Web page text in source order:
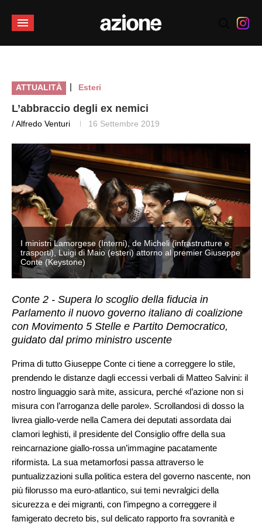
ATTUALITÀ | Esteri
L’abbraccio degli ex nemici
/ Alfredo Venturi 16 Settembre 2019
I ministri Lamorgese (Interni), de Micheli (infrastrutture e
trasporti), Luigi di Maio (esteri) attorno al premier Giuseppe
Conte (Keystone)
Conte 2 - Supera lo scoglio della fiducia in
Parlamento il nuovo governo italiano di coalizione
con Movimento 5 Stelle e Partito Democratico,
guidato dal primo ministro uscente
Prima di tutto Giuseppe Conte ci tiene a correggere lo stile,
prendendo le distanze dagli eccessi verbali di Matteo Salvini: il
nostro linguaggio sarà mite, assicura, perché «l’azione non si
misura con l’arroganza delle parole». Scrollandosi di dosso la
livrea giallo-verde nella Camera dei deputati assordata dai
clamori leghisti, il presidente del Consiglio offre della sua
reincarnazione giallo-rossa un’immagine pacatamente
riformista. La sua metamorfosi passa attraverso le
puntualizzazioni sulla politica estera del governo nascente, non
più filorusso ma euro-atlantico, sui temi nevralgici della
sicurezza e dei migranti, con l’impegno a correggere il
famigerato decreto bis, sul delicato rapporto fra sovranità e